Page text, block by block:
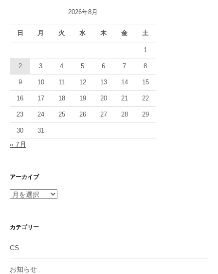
シ
ン
2026年8月
日 月 火 水 木 金 土
1
2 3 4 5 6 7 8
9 10 11 12 13 14 15
16 17 18 19 20 21 22
23 24 25 26 27 28 29
30 31
« 7月
アーカイブ
ア
イ
カテゴリー
CS
お知らせ